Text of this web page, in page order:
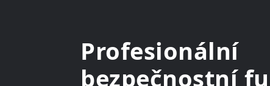
Profesionální
bezpečnostní